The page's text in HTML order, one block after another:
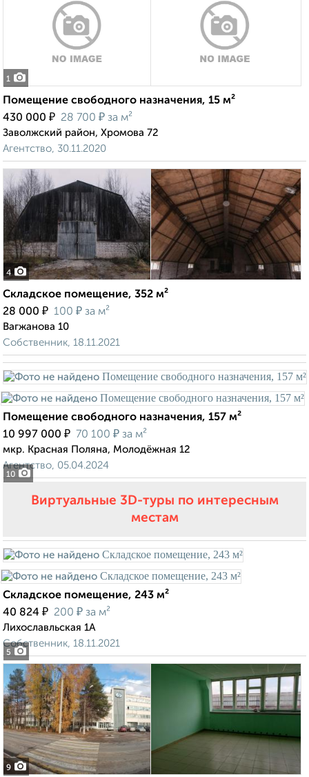
1
Помещение свободного назначения, 15 м²
430 000 ₽ 28 700 ₽ за м²
Заволжский район, Хромова 72
Агентство, 30.11.2020
4
Складское помещение, 352 м²
28 000 ₽ 100 ₽ за м²
Вагжанова 10
Собственник, 18.11.2021
10
Помещение свободного назначения, 157 м²
10 997 000 ₽ 70 100 ₽ за м²
мкр. Красная Поляна, Молодёжная 12
Агентство, 05.04.2024
Виртуальные 3D-туры по интересным
местам
5
Складское помещение, 243 м²
40 824 ₽ 200 ₽ за м²
Лихославльская 1А
Собственник, 18.11.2021
9